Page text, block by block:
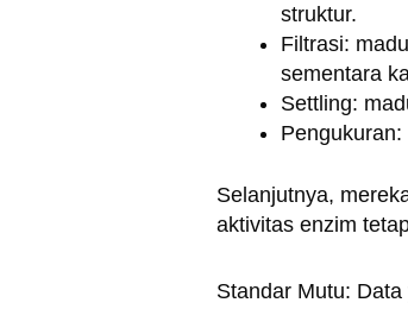
struktur.
Filtrasi:
sementara
Settling:
Selanjutnya,
aktivitas enzim
Standar Mutu: